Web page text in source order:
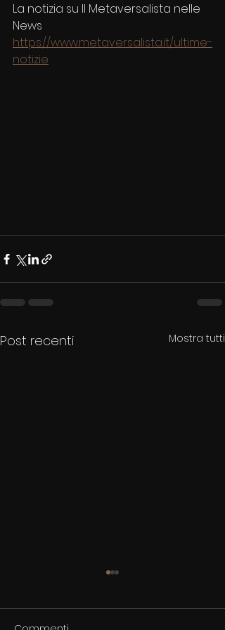
La notizia su Il Metaversalista nelle
News
https://www.metaversalista.it/ultime-
notizie
Post recenti Mostra tutti